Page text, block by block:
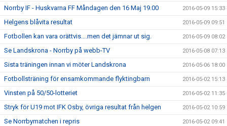
Norrby IF - Huskvarna FF Måndagen den 16 Maj 19.00 2016-05-09 15:33
Helgens blåvita resultat 2016-05-09 09:51
Fotbollen kan vara orättvis....men det jämnar ut sig. 2016-05-09 08:02
Se Landskrona - Norrby på webb-TV 2016-05-08 07:13
Sista träningen innan vi möter Landskrona 2016-05-06 18:00
Fotbollsträning för ensamkommande flyktingbarn 2016-05-02 15:13
Vinsten på 50/50-lotteriet 2016-05-02 11:35
Stryk för U19 mot IFK Osby, övriga resultat från helgen 2016-05-02 10:59
Se Norrbymatchen i repris 2016-05-02 09:41